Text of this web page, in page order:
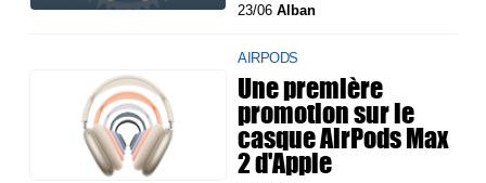
23/06Alban
AIRPODS
Une première
promotion sur le
casque AirPods Max
2 d'Apple